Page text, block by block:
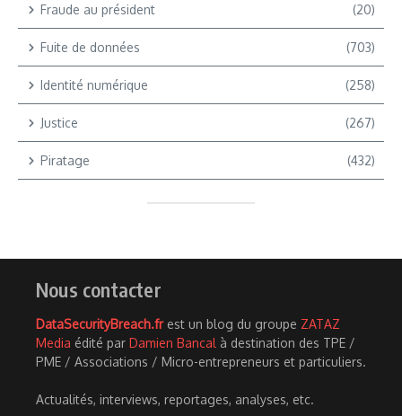
Fraude au président (20)
Fuite de données (703)
Identité numérique (258)
Justice (267)
Piratage (432)
Nous contacter
DataSecurityBreach.frest un blog du groupe ZATAZ
Media édité par Damien Bancal à destination des TPE /
PME / Associations / Micro-entrepreneurs et particuliers.
Actualités, interviews, reportages, analyses, etc.